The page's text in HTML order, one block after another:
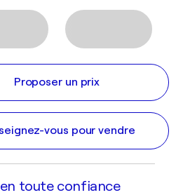
Proposer un prix
vous pour vendre
toute confiance